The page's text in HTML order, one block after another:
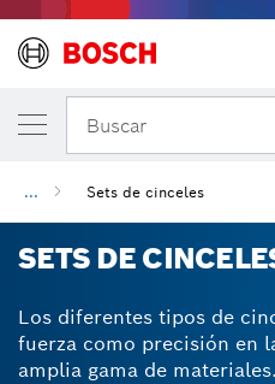
Buscar
... Sets de cinceles
SETS DE
Los diferentes tipos de
fuerza como precisión en
amplia gama de